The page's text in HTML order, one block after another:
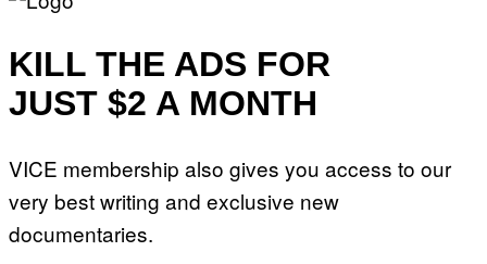
KILL THE ADS FOR
JUST $2 A MONTH
VICE membership also gives you access to our
very best writing and exclusive new
documentaries.